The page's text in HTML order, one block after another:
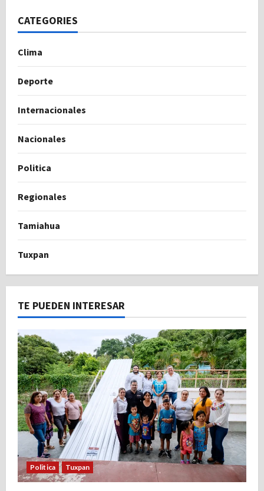
CATEGORIES
Clima
Deporte
Internacionales
Nacionales
Politica
Regionales
Tamiahua
Tuxpan
TE PUEDEN INTERESAR
Politica Tuxpan